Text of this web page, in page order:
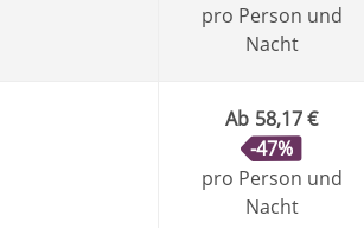
pro Person und
Nacht
Ab 58,17 €
-47%
pro Person und
Nacht